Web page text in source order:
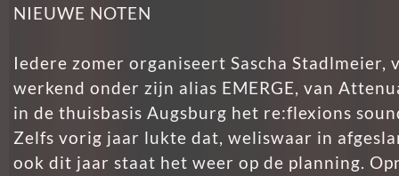
NIEUWE NOTEN
Iedere zomer organiseert Sascha Stadlmeier,
werkend onder zijn alias EMERGE, van
in de thuisbasis Augsburg het re:flexions
Zelfs vorig jaar lukte dat, weliswaar in
ook dit jaar staat het weer op de planning.